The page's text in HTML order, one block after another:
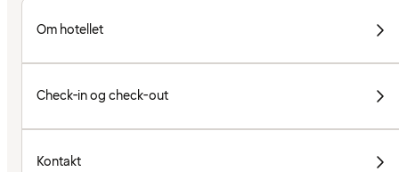
Om hotellet
Check-in og check-out
Kontakt